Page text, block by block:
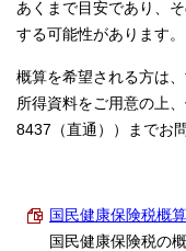
あくまで目安であり、
する可能性があります。
概算を希望される方は
所得資料をご用意の上
8437（直通））までお
国民健康保険税概
国民健康保険税の